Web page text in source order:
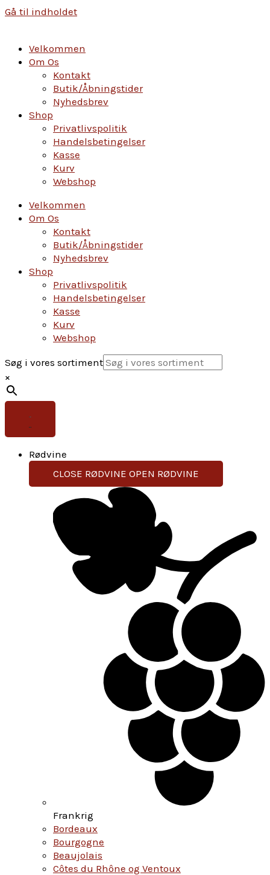
Gå til indholdet
Velkommen
Om Os
Kontakt
Butik/Åbningstider
Nyhedsbrev
Shop
Privatlivspolitik
Handelsbetingelser
Kasse
Kurv
Webshop
Velkommen
Om Os
Kontakt
Butik/Åbningstider
Nyhedsbrev
Shop
Privatlivspolitik
Handelsbetingelser
Kasse
Kurv
Webshop
Søg i vores sortiment
×
Rødvine
CLOSE RØDVINE OPEN RØDVINE
Frankrig
Bordeaux
Bourgogne
Beaujolais
Côtes du Rhône og Ventoux